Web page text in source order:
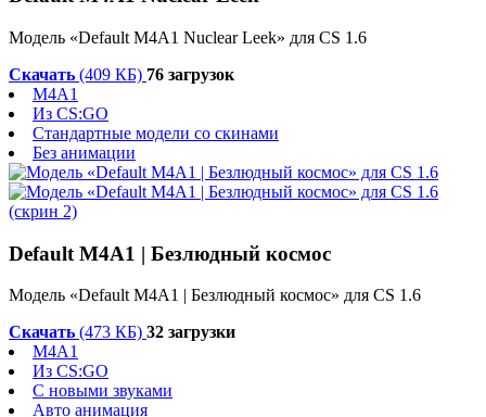
Модель «Default M4A1 Nuclear Leek» для CS 1.6
Скачать (409 КБ) 76 загрузок
M4A1
Из CS:GO
Стандартные модели со скинами
Без анимации
Default M4A1 | Безлюдный космос
Модель «Default M4A1 | Безлюдный космос» для CS 1.6
Скачать (473 КБ) 32 загрузки
M4A1
Из CS:GO
С новыми звуками
Авто анимация